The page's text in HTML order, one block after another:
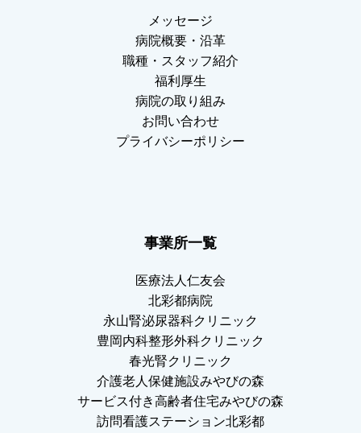
メッセージ
病院概要・沿革
職種・スタッフ紹介
福利厚生
病院の取り組み
お問い合わせ
プライバシーポリシー
事業所一覧
医療法人仁友会
北彩都病院
永山腎泌尿器科クリニック
豊岡内科整形外科クリニック
春光腎クリニック
介護老人保健施設みやびの森
サービス付き高齢者住宅みやびの森
訪問看護ステーション北彩都